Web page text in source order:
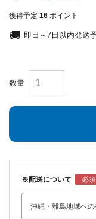
獲得予定 16 ポイント
即日～7日以内発送
※配送について